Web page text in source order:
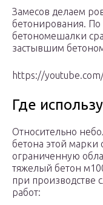
Замесов делаем
бетонирования.
бетономешалки
застывшим
https://
Где
Относительно
бетона этой марки
ограниченную
тяжелый бетон
при производстве
работ: